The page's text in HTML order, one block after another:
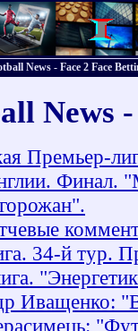
News - Face 2 Face
News
Премьер-
Финал.
34-й тур.
Иващенко: